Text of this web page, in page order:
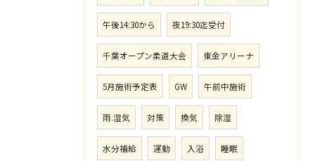
午後14:30から 夜19:30迄受付
千葉オープン柔道大会 東金アリーナ
5月施術予定表 GW 午前中施術
雨.湿気 対策 換気 除湿
水分補給 運動 入浴 睡眠